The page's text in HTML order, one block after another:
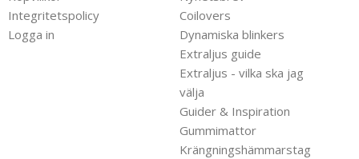
Integritetspolicy
Logga in
Coilovers
Dynamiska blinkers
Extraljus guide
Extraljus - vilka ska jag
välja
Guider & Inspiration
Gummimattor
Krängningshämmarstag